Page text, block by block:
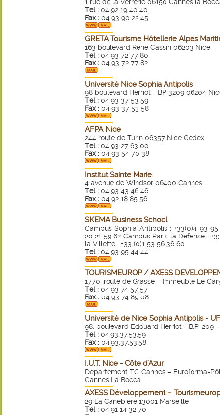
1 rue de la Verrerie 06150 Cannes la
Tel : 04 92 19 40 40
Fax : 04 93 90 22 45
GRETA Tourisme Hôtellerie Alpes
163 boulevard René Cassin 06203 Nice
Tel : 04 93 72 77 80
Fax : 04 93 72 77 82
Université Nice Sophia Antipolis
98 boulevard Herriot - BP 3209 06204
Tel : 04 93 37 53 59
Fax : 04 93 37 53 58
AFPA Nice
244 route de Turin 06357 Nice Cedex
Tel : 04 93 27 63 00
Fax : 04 93 54 70 38
Institut Sainte Marie
4 avenue de Windsor 06400 Cannes
Tel : 04 93 43 46 46
Fax : 04 92 18 85 56
SKEMA Business School
Campus Sophia Antipolis : +33(0)4 93
20 21 59 62 Campus Paris la Défense :
la Villette : +33 (0)1 53 56 36 60
Tel : 04 93 95 44 44
TOURISMEUROP / AXESS
1770, route de Grasse – Immeuble Le
Tel : 04 93 74 57 57
Fax : 04 93 74 89 08
Université de Nice Sophia Antipolis -
98, boulevard Edouard Herriot - B.P. 209
Tel : 04.93.37.53.59
Fax : 04.93.37.53.58
I.U.T. Nice - Côte d’Azur
Département TC Cannes – Euroforma-
Cannes La Bocca
AXESS Développement –
29 La Canebière 13001 Marseille
Tel : 04 91 14 32 70